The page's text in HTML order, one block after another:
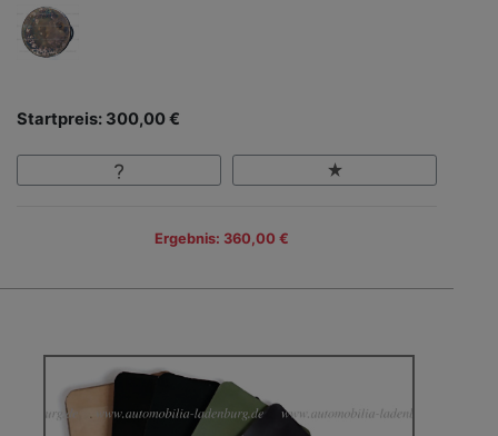
Startpreis: 300,00 €
Ergebnis: 360,00 €